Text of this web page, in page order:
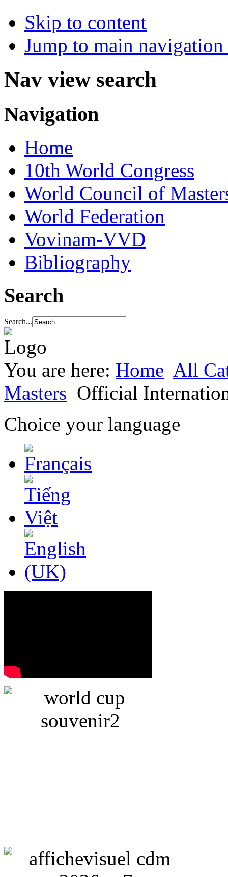
Skip to content
Jump to main
Nav view search
Navigation
Home
10th World Congress
World Council of
World Federation
Vovinam-VVD
Bibliography
Search
Search...
You are here: Home All
Masters Official
Choice your language